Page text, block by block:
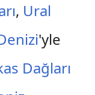
, Ural
'yle
Dağları